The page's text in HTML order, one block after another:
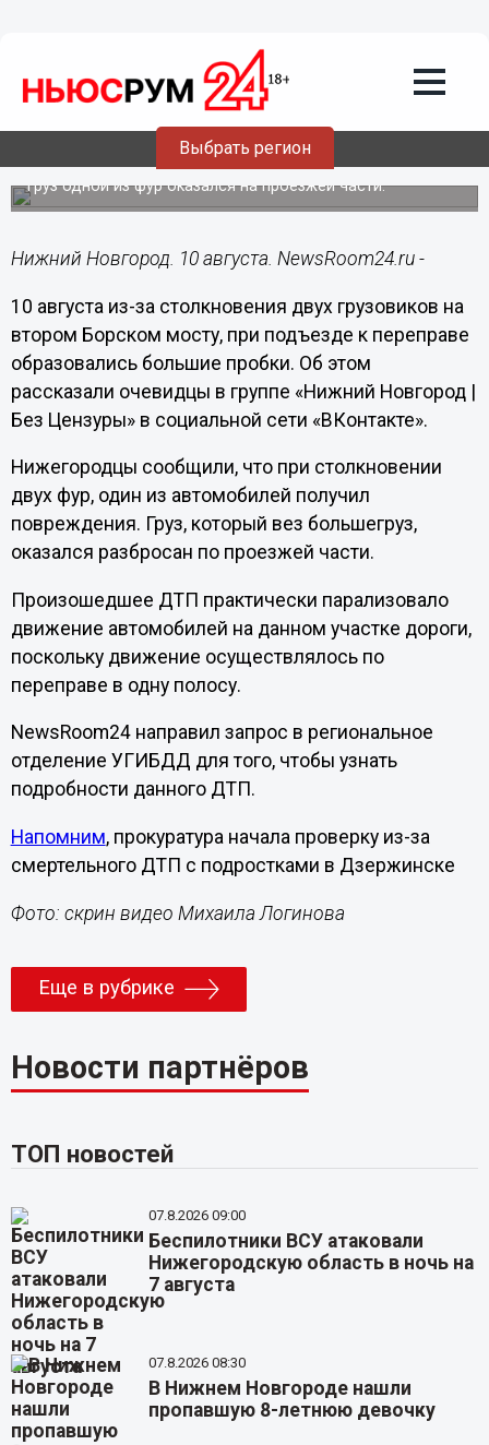
Выбрать регион
10.08.202119:04
Пробки образовались у Борского моста
из-за столкновения двух большегрузов
Груз одной из фур оказался на проезжей части.
Нижний Новгород. 10 августа. NewsRoom24.ru -
10 августа из-за столкновения двух грузовиков на
втором Борском мосту, при подъезде к переправе
образовались большие пробки. Об этом
рассказали очевидцы в группе «Нижний Новгород |
Без Цензуры» в социальной сети «ВКонтакте».
Нижегородцы сообщили, что при столкновении
двух фур, один из автомобилей получил
повреждения. Груз, который вез большегруз,
оказался разбросан по проезжей части.
Произошедшее ДТП практически парализовало
движение автомобилей на данном участке дороги,
поскольку движение осуществлялось по
переправе в одну полосу.
NewsRoom24 направил запрос в региональное
отделение УГИБДД для того, чтобы узнать
подробности данного ДТП.
Напомним, прокуратура начала проверку из-за
смертельного ДТП с подростками в Дзержинске
Фото: скрин видео Михаила Логинова
Еще в рубрике
Новости партнёров
ТОП новостей
07.8.2026 09:00
Беспилотники ВСУ атаковали
Нижегородскую область в ночь на
7 августа
07.8.2026 08:30
В Нижнем Новгороде нашли
пропавшую 8-летнюю девочку